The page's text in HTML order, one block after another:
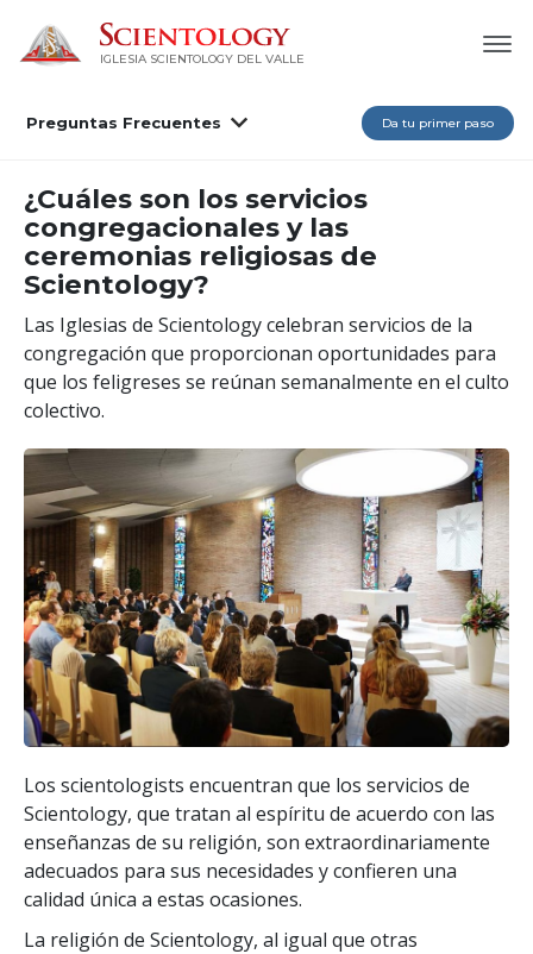
IGLESIA SCIENTOLOGY DEL VALLE
Preguntas Frecuentes Da tu primer paso
¿Cuáles son los servicios
congregacionales y las
ceremonias religiosas de
Scientology?
Las Iglesias de Scientology celebran servicios de la
congregación que proporcionan oportunidades para
que los feligreses se reúnan semanalmente en el culto
colectivo.
Los scientologists encuentran que los servicios de
Scientology, que tratan al espíritu de acuerdo con las
enseñanzas de su religión, son extraordinariamente
adecuados para sus necesidades y confieren una
calidad única a estas ocasiones.
La religión de Scientology, al igual que otras